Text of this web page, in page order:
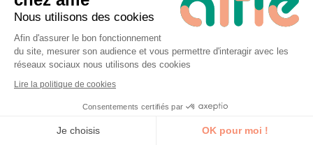
Nous utilisons des cookies
Afin d'assurer le bon fonctionnement
du site, mesurer son audience et vous permettre d'interagir avec les
réseaux sociaux nous utilisons des cookies
Lire la politique de cookies
Consentements certifiés par
Je choisis OK pour moi !